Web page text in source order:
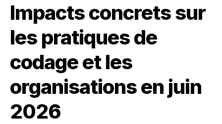
Impacts concrets sur
les pratiques de
codage et les
organisations en juin
2026